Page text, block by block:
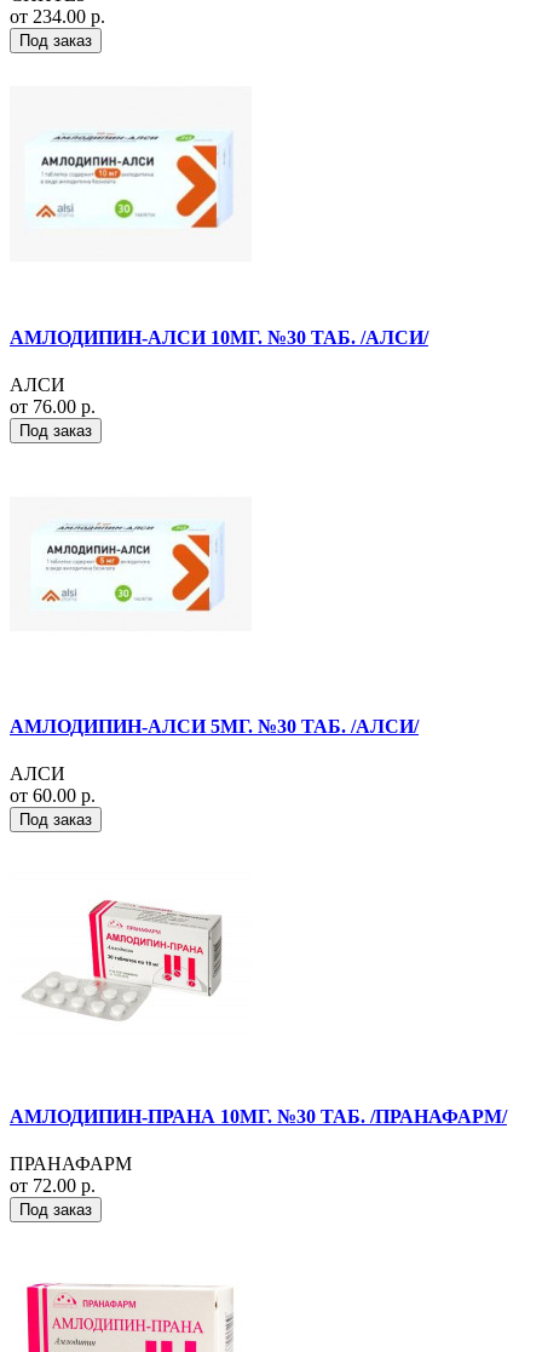
от 234.00 р.
Под заказ
АМЛОДИПИН-АЛСИ 10МГ. №30 ТАБ. /АЛСИ/
АЛСИ
от 76.00 р.
Под заказ
АМЛОДИПИН-АЛСИ 5МГ. №30 ТАБ. /АЛСИ/
АЛСИ
от 60.00 р.
Под заказ
АМЛОДИПИН-ПРАНА 10МГ. №30 ТАБ. /ПРАНАФАРМ/
ПРАНАФАРМ
от 72.00 р.
Под заказ